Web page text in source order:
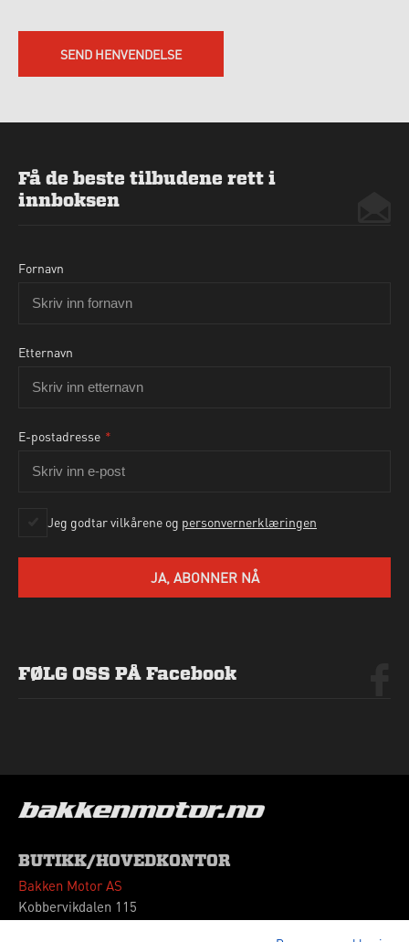
SEND HENVENDELSE
SEND HENVENDELSE
Få de beste tilbudene rett i
innboksen
Fornavn
Etternavn
E-postadresse *
Jeg godtar vilkårene og personvernerklæringen
JA, ABONNER NÅ
FØLG OSS PÅ Facebook
BUTIKK/HOVEDKONTOR
Bakken Motor AS
Kobbervikdalen 115